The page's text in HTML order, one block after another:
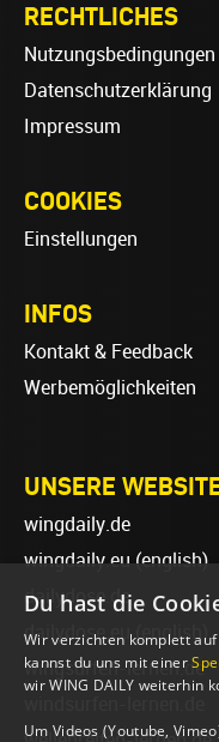
RECHTLICHES
Nutzungsbedingungen
Datenschutzerklärung
Impressum
COOKIES
Einstellungen
INFOS
Kontakt & Feedback
Werbemöglichkeiten
UNSERE
wingdaily.de
wingdaily.eu(english)
dailydose.de
dailydose.eu (english)
wingsurfen-lernen.de
Du hast die
Wir verzichten komplett
kannst du uns mit einer
wir WING DAILY weiterhin
Um Videos (Youtube,